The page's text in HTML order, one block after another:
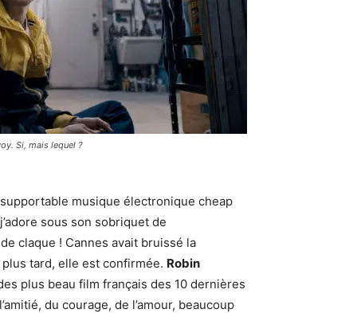
Si, mais lequel ?
musique électronique cheap
sous son sobriquet de
claque ! Cannes avait bruissé la
tard, elle est confirmée. Robin
plus beau film français des 10 dernières
du courage, de l’amour, beaucoup